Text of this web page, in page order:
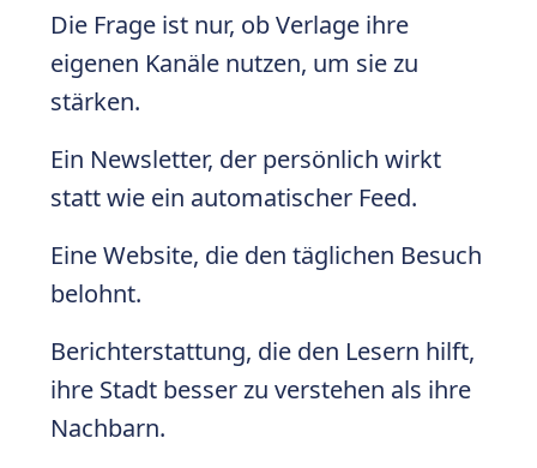
Die Frage ist nur, ob Verlage ihre
eigenen Kanäle nutzen, um sie zu
stärken.
Ein Newsletter, der persönlich wirkt
statt wie ein automatischer Feed.
Eine Website, die den täglichen Besuch
belohnt.
Berichterstattung, die den Lesern hilft,
ihre Stadt besser zu verstehen als ihre
Nachbarn.